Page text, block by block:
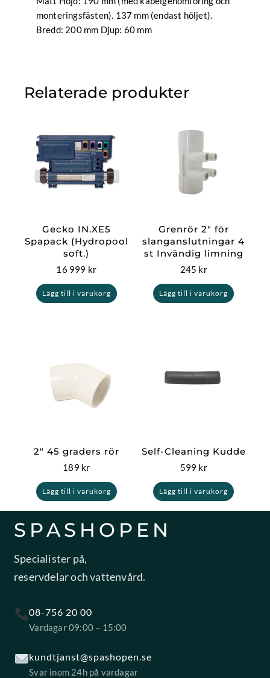
monteringsfästen). 137 mm (endast höljet).
Bredd: 200 mm Djup: 60 mm
Relaterade produkter
Gecko IN.XE5
Spapack (Hydropool
soft.)
16 999 kr
Lägg till i varukorg
Grenrör 2″ för
slanganslutningar 4
st Invändig limning
245 kr
Lägg till i varukorg
2″ 45 graders rör
189 kr
Lägg till i varukorg
Self-Cleaning Kudde
599 kr
Lägg till i varukorg
SPASHOPEN
Specialister på,
reservdelar och vattenvård.
08-756 20 00
Vardagar 09:00 – 15:00
kundtjanst@spashopen.se
Svar inom 24h på vardagar